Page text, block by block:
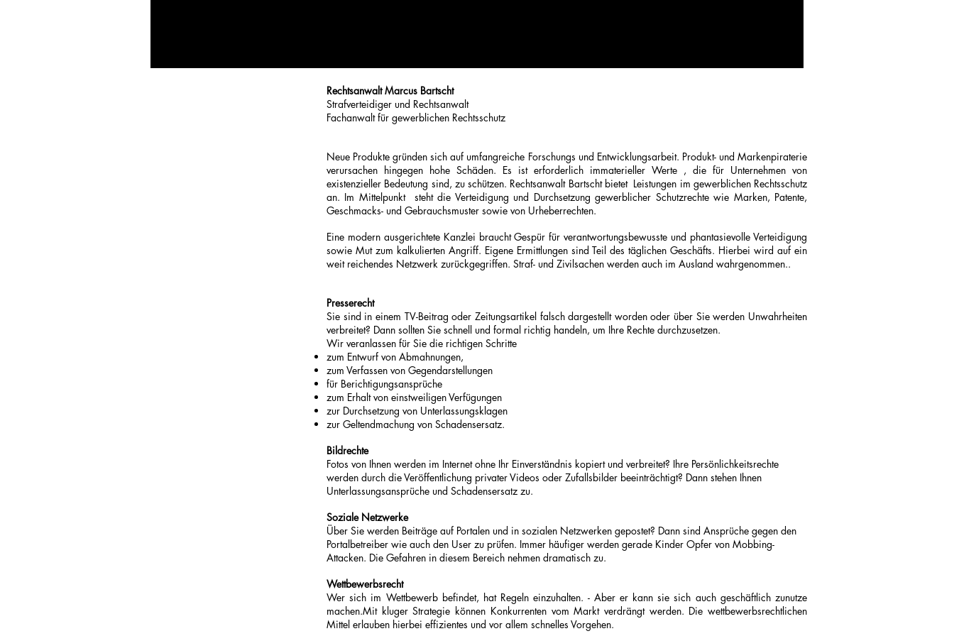
Rechtsanwalt Marcus Bartscht
Strafverteidiger und Rechtsanwalt
Fachanwalt für gewerblichen Rechtsschutz
Neue Produkte gründen sich auf umfangreiche Forschungs und Entwicklungsarbeit. Produkt- und Markenpiraterie
verursachen hingegen hohe Schäden. Es ist erforderlich immaterieller Werte , die für Unternehmen von
existenzieller Bedeutung sind, zu schützen. Rechtsanwalt Bartscht bietet Leistungen im gewerblichen Rechtsschutz
an. Im Mittelpunkt steht die Verteidigung und Durchsetzung gewerblicher Schutzrechte wie Marken, Patente,
Geschmacks- und Gebrauchsmuster sowie von Urheberrechten.
Eine modern ausgerichtete Kanzlei braucht Gespür für verantwortungsbewusste und phantasievolle Verteidigung
sowie Mut zum kalkulierten Angriff. Eigene Ermittlungen sind Teil des täglichen Geschäfts. Hierbei wird auf ein
weit reichendes Netzwerk zurückgegriffen. Straf- und Zivilsachen werden auch im Ausland wahrgenommen..
Presserecht
Sie sind in einem TV-Beitrag oder Zeitungsartikel falsch dargestellt worden oder über Sie werden Unwahrheiten
verbreitet? Dann sollten Sie schnell und formal richtig handeln, um Ihre Rechte durchzusetzen.
Wir veranlassen für Sie die richtigen Schritte
zum Entwurf von Abmahnungen,
zum Verfassen von Gegendarstellungen
für Berichtigungsansprüche
zum Erhalt von einstweiligen Verfügungen
zur Durchsetzung von Unterlassungsklagen
zur Geltendmachung von Schadensersatz.
Bildrechte
Fotos von Ihnen werden im Internet ohne Ihr Einverständnis kopiert und verbreitet? Ihre Persönlichkeitsrechte
werden durch die Veröffentlichung privater Videos oder Zufallsbilder beeinträchtigt? Dann stehen Ihnen
Unterlassungsansprüche und Schadensersatz zu.
Soziale Netzwerke
Über Sie werden Beiträge auf Portalen und in sozialen Netzwerken gepostet? Dann sind Ansprüche gegen den
Portalbetreiber wie auch den User zu prüfen. Immer häufiger werden gerade Kinder Opfer von Mobbing-
Attacken. Die Gefahren in diesem Bereich nehmen dramatisch zu.
Wettbewerbsrecht
Wer sich im Wettbewerb befindet, hat Regeln einzuhalten. - Aber er kann sie sich auch geschäftlich zunutze
machen.Mit kluger Strategie können Konkurrenten vom Markt verdrängt werden. Die wettbewerbsrechtlichen
Mittel erlauben hierbei effizientes und vor allem schnelles Vorgehen.